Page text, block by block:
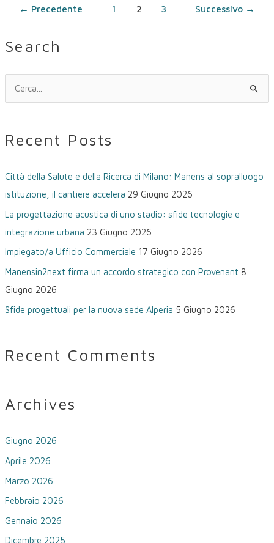
Search
c
:
Recent Posts
Città della Salute e della Ricerca di Milano: Manens al sopralluogo
istituzione, il cantiere accelera 29 Giugno 2026
La progettazione acustica di uno stadio: sfide tecnologie e
integrazione urbana 23 Giugno 2026
Impiegato/a Ufficio Commerciale 17 Giugno 2026
Manensin2next firma un accordo strategico con Provenant 8
Giugno 2026
Sfide progettuali per la nuova sede Alperia 5 Giugno 2026
Recent Comments
Archives
Giugno 2026
Aprile 2026
Marzo 2026
Febbraio 2026
Gennaio 2026
Dicembre 2025
← Precedente 1 2 3 Successivo →